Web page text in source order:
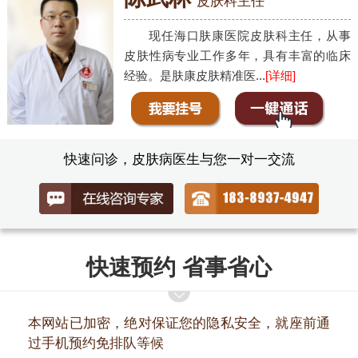
现任海口肤康医院皮肤科主任，从事
皮肤性病专业工作多年，具有丰富的临床
经验。是肤康皮肤精准医...[详细]
快速问诊，皮肤病医生与您一对一交流
快速预约 省事省心
本网站已加密，绝对保证您的隐私安全，就座前通
过手机预约免排队等候